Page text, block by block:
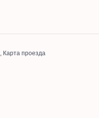
, Карта проезда